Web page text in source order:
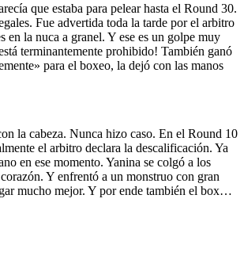
que estaba para pelear hasta el Round 30.
Fue advertida toda la tarde por el arbitro
la nuca a granel. Y ese es un golpe muy
terminantemente prohibido! También ganó
para el boxeo, la dejó con las manos
la cabeza. Nunca hizo caso. En el Round 10
el arbitro declara la descalificación. Ya
en ese momento. Yanina se colgó a los
Y enfrentó a un monstruo con gran
mucho mejor. Y por ende también el box…